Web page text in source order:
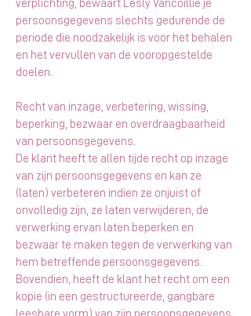
verplichting, bewaart Lesly Vancoillie je
persoonsgegevens slechts gedurende de
periode die noodzakelijk is voor het behalen
en het vervullen van de vooropgestelde
doelen.
Recht van inzage, verbetering, wissing,
beperking, bezwaar en overdraagbaarheid
van persoonsgegevens.
De klant heeft te allen tijde recht op inzage
van zijn persoonsgegevens en kan ze
(laten) verbeteren indien ze onjuist of
onvolledig zijn, ze laten verwijderen, de
verwerking ervan laten beperken en
bezwaar te maken tegen de verwerking van
hem betreffende persoonsgegevens.
Bovendien, heeft de klant het recht om een
kopie (in een gestructureerde, gangbare